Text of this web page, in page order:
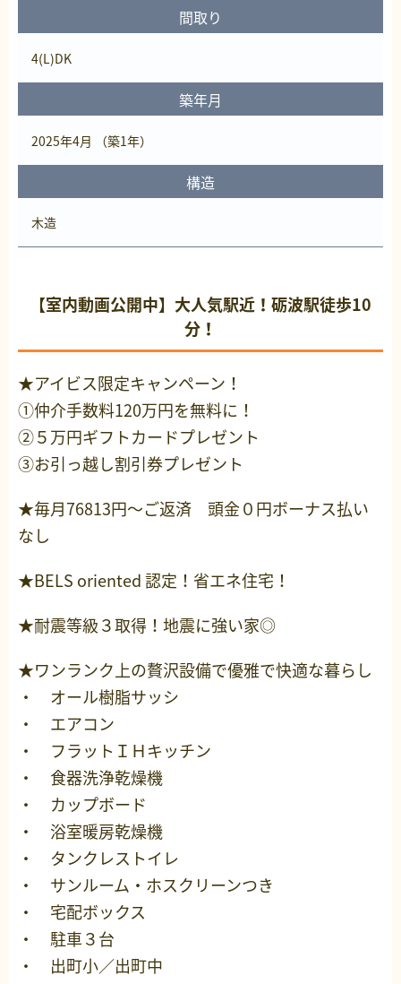
間取り
4(L)DK
築年月
2025年4月 （築1年）
構造
木造
【室内動画公開中】大人気駅近！砺波駅徒歩10
分！
★アイビス限定キャンペーン！
①仲介手数料120万円を無料に！
②５万円ギフトカードプレゼント
③お引っ越し割引券プレゼント
★毎月76813円～ご返済 頭金０円ボーナス払い
なし
★BELS oriented 認定！省エネ住宅！
★耐震等級３取得！地震に強い家◎
★ワンランク上の贅沢設備で優雅で快適な暮らし
・ オール樹脂サッシ
・ エアコン
・ フラットＩＨキッチン
・ 食器洗浄乾燥機
・ カップボード
・ 浴室暖房乾燥機
・ タンクレストイレ
・ サンルーム・ホスクリーンつき
・ 宅配ボックス
・ 駐車３台
・ 出町小／出町中